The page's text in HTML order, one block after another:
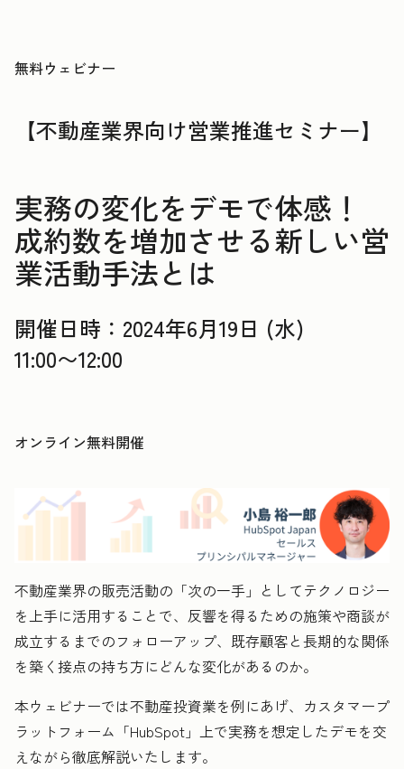
無料ウェビナー
【不動産業界向け営業推進セミナー】
実務の変化をデモで体感！
成約数を増加させる新しい営
業活動手法とは
開催日時：2024年6月19日 (水)
11:00〜12:00
オンライン無料開催
不動産業界の販売活動の「次の一手」としてテクノロジー
を上手に活用することで、反響を得るための施策や商談が
成立するまでのフォローアップ、既存顧客と長期的な関係
を築く接点の持ち方にどんな変化があるのか。
本ウェビナーでは不動産投資業を例にあげ、カスタマープ
ラットフォーム「HubSpot」上で実務を想定したデモを交
えながら徹底解説いたします。